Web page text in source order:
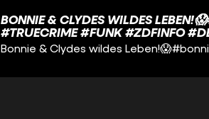
BONNIE & CLYDES WILDES
#TRUECRIME #FUNK #ZDFINFO
Bonnie & Clydes wildes